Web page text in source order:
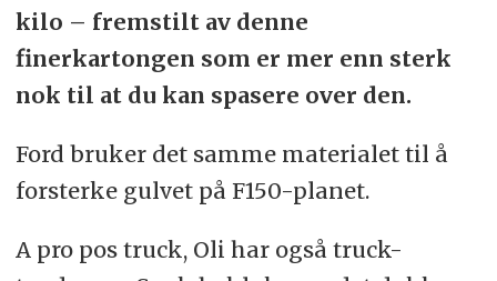
kilo – fremstilt av denne
finerkartongen som er mer enn sterk
nok til at du kan spasere over den.
Ford bruker det samme materialet til å
forsterke gulvet på F150-planet.
A pro pos truck, Oli har også truck-